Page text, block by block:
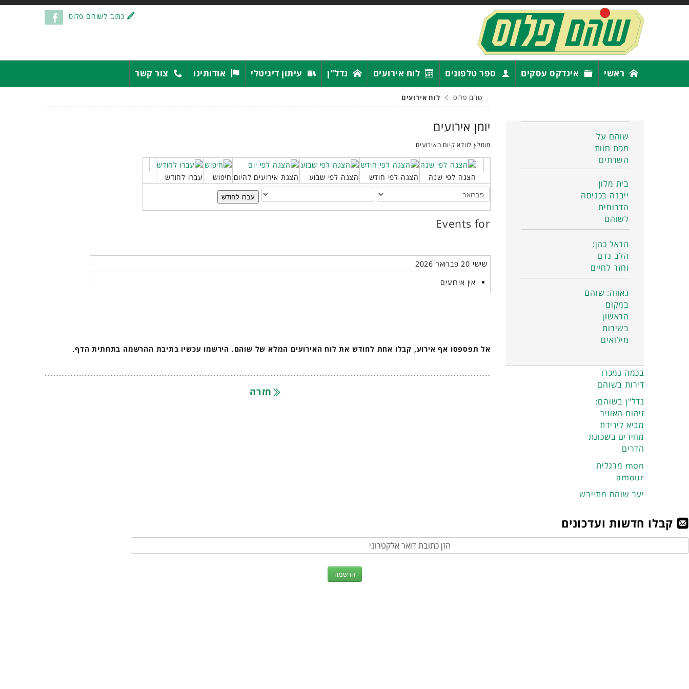
כתוב לשוהם פלוס
ראשי אינדקס עסקים ספר טלפונים לוח אירועים נדל"ן עיתון דיגיטלי אודותינו צור קשר
שהם פלוס לוח אירועים
יומן אירועים
מומלץ לוודא קיום האירועים
הצגה לפי שנה הצגה לפי חודש הצגה לפי שבוע הצגת אירועים להיום חיפוש
עברו לחודש
עברו לחודש
Events for
שישי 20 פברואר 2026
אין אירועים
אל תפספסו אף אירוע, קבלו אחת לחודש את לוח האירועים המלא של שוהם. הירשמו עכשיו בתיבת ההרשמה בתחתית הדף.
חזרה
שוהם על
מפת חוות
השרתים
בית מלון
ייבנה בכניסה
הדרומית
לשוהם
הראל כהן:
הלב נדם
וחזר לחיים
גאווה: שוהם
במקום
הראשון
בשירות
מילואים
בכמה נמכרו
דירות בשוהם
נדל"ן בשוהם:
זיהום האוויר
מביא לירידת
מחירים בשכונת
הדרים
מרגלית mon
amour
יער שוהם מתייבש
קבלו חדשות ועדכונים